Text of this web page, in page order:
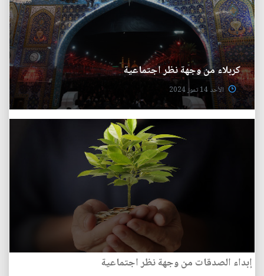
كربلاء من وجهة نظر اجتماعية
الأحد 14 تموز 2024
إبداء الصدقات من وجهة نظر اجتماعية